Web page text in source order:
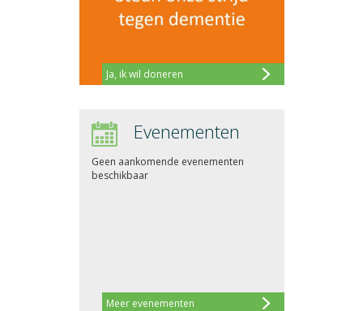
Ja, ik wil doneren
Evenementen
Meer evenementen
Geen aankomende evenementen
beschikbaar